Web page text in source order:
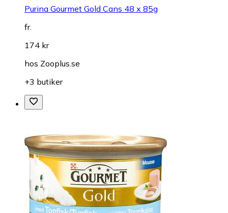
Purina Gourmet Gold Cans 48 x 85g
fr.
174 kr
hos Zooplus.se
+3 butiker